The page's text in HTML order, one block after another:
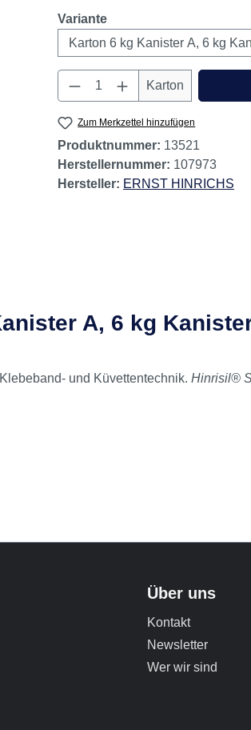
Varianteauswählen
Produkt Anzahl: Gib
Karton
Zum Merkzettel hinzufügen
Produktnummer: 13521
Herstellernummer: 107973
Hersteller: ERNST HINRICHS
A, 6 kg
und Küvettentechnik. Hinrisil®
Über uns
Kontakt
Newsletter
Wer wir sind